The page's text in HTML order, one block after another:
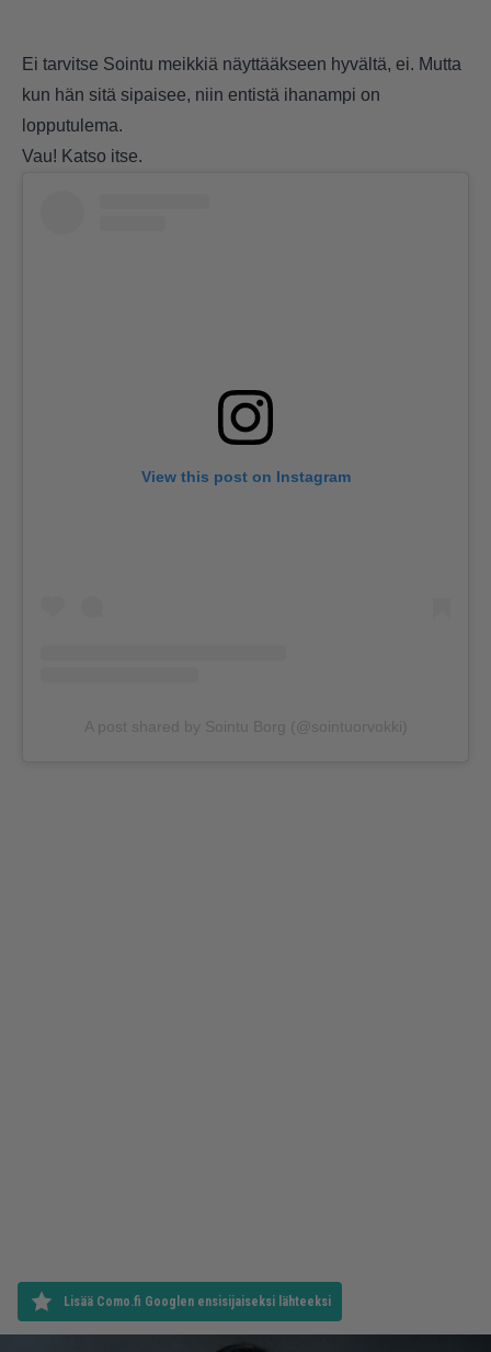
Ei tarvitse Sointu meikkiä näyttääkseen hyvältä, ei. Mutta
kun hän sitä sipaisee, niin entistä ihanampi on
lopputulema.
Vau! Katso itse.
View this post on Instagram
A post shared by Sointu Borg (@sointuorvokki)
Lisää Como.fi Googlen ensisijaiseksi lähteeksi